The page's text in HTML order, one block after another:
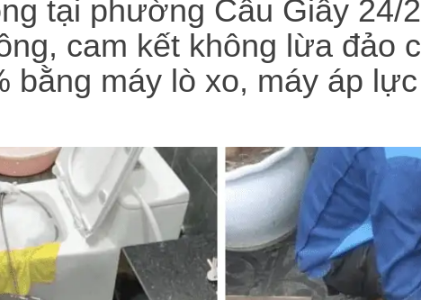
tại phường Cầu Giấy 24/
cam kết không lừa đảo
bằng máy lò xo, máy áp